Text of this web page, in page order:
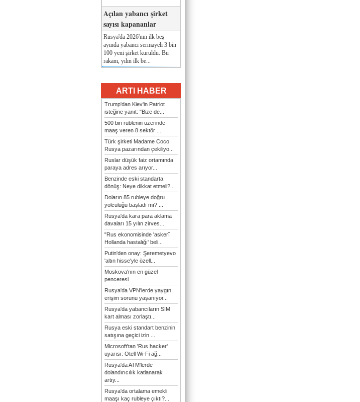
Açılan yabancı şirket
sayısı kapananlar
Rusya'da 2026'nın ilk beş
ayında yabancı sermayeli 3 bin
100 yeni şirket kuruldu. Bu
rakam, yılın ilk be...
ARTI HABER
Trump'dan Kiev'in Patriot
isteğine yanıt: "Bize de...
500 bin rublenin üzerinde
maaş veren 8 sektör ...
Türk şirketi Madame Coco
Rusya pazarından çekiliyo...
Ruslar düşük faiz ortamında
paraya adres arıyor...
Benzinde eski standarta
dönüş: Neye dikkat etmeli?...
Doların 85 rubleye doğru
yolculuğu başladı mı? ...
Rusya'da kara para aklama
davaları 15 yılın zirves...
"Rus ekonomisinde 'askerî
Hollanda hastalığı' beli...
Putin'den onay: Şeremetyevo
'altın hisse'yle özell...
Moskova'nın en güzel
penceresi...
Rusya'da VPN'lerde yaygın
erişim sorunu yaşanıyor...
Rusya'da yabancıların SIM
kart alması zorlaştı...
Rusya eski standart benzinin
satışına geçici izin ...
Microsoft'tan 'Rus hacker'
uyarısı: Otell Wi-Fi ağ...
Rusya'da ATM'lerde
dolandırıcılık katlanarak
artıy...
Rusya'da ortalama emekli
maaşı kaç rubleye çıktı?...